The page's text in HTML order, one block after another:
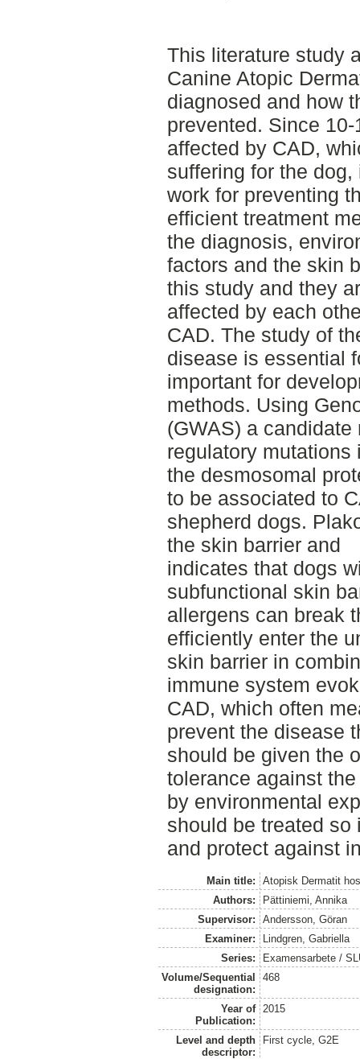
This literature study
Canine Atopic
diagnosed and how
prevented. Since
affected by CAD,
suffering for the
work for preventing
efficient treatment
the diagnosis,
factors and the skin
this study and they
affected by each
CAD. The study of
disease is essential
important for
methods. Using
(GWAS) a
regulatory
the desmosomal
to be associated to
shepherd dogs.
the skin barrier and
indicates that dogs
subfunctional skin
allergens can break
efficiently enter the
skin barrier in
immune system
CAD, which often
prevent the disease
should be given the
tolerance against
by environmental
should be treated
and protect against
Main title:
Atopisk Dermatit
Authors:
Pättiniemi, Annika
Supervisor:
Andersson, Göran
Examiner:
Lindgren, Gabriella
Series:
Examensarbete /
Volume/Sequential
designation:
468
Year of
Publication:
2015
Level and depth
descriptor:
First cycle, G2E